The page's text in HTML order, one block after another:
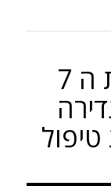
הנס של גלילה בת ה 7